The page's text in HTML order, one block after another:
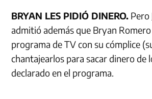
BRYAN LES PIDIÓ DINERO. Pero
admitió además que Bryan
programa de TV con su cómplice
chantajearlos para sacar dinero de
declarado en el programa.